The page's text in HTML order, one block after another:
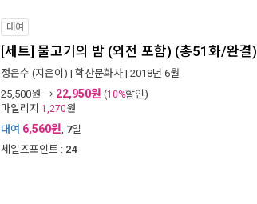
대여
[세트] 물고기의 밤 (외전 포함) (총51화/완결)
정은수 (지은이) | 학산문화사 | 2018년 6월
25,500원 → 22,950원 (10%할인)
마일리지 1,270원
대여 6,560원, 7일
세일즈포인트 : 24